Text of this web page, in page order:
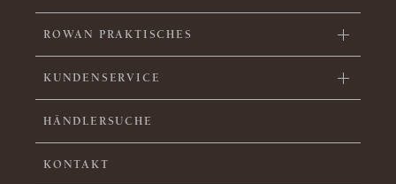
ROWAN PRAKTISCHES
KUNDENSERVICE
HÄNDLERSUCHE
KONTAKT